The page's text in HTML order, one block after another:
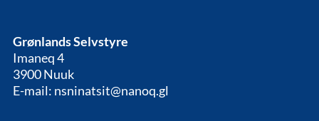
Grønlands Selvstyre
Imaneq 4
3900 Nuuk
E-mail: nsninatsit@nanoq.gl